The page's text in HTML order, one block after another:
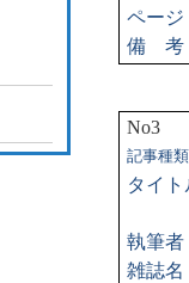
ページ
備 考
No3
記事種類
タイト
執筆者
雑誌名